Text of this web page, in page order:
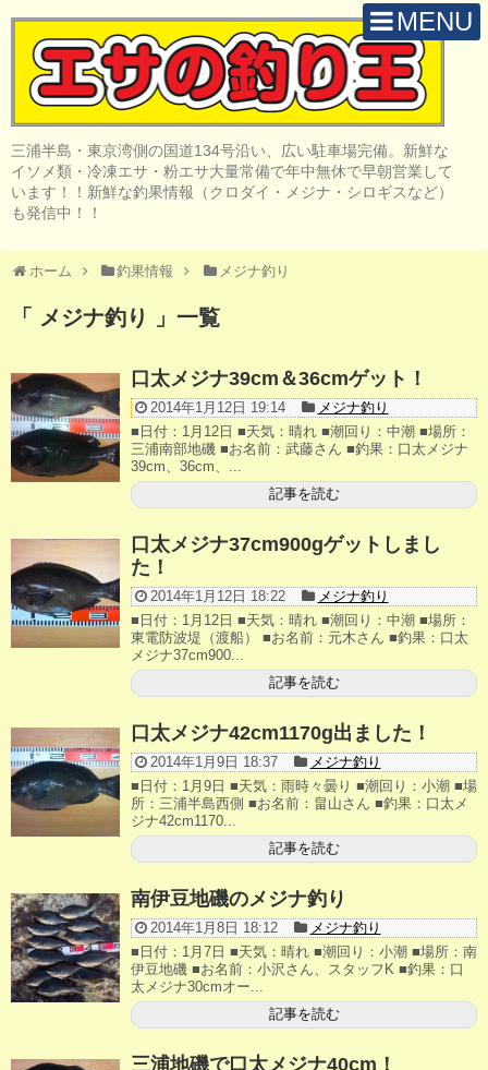
MENU
三浦半島・東京湾側の国道134号沿い、広い駐車場完備。新鮮な
イソメ類・冷凍エサ・粉エサ大量常備で年中無休で早朝営業して
います！！新鮮な釣果情報（クロダイ・メジナ・シロギスなど）
も発信中！！
ホーム 釣果情報 メジナ釣り
「 メジナ釣り 」一覧
口太メジナ39cm＆36cmゲット！
2014年1月12日 19:14
メジナ釣り
■日付：1月12日 ■天気：晴れ ■潮回り：中潮 ■場所：
三浦南部地磯 ■お名前：武藤さん ■釣果：口太メジナ
39cm、36cm、...
記事を読む
口太メジナ37cm900gゲットしまし
た！
2014年1月12日 18:22
メジナ釣り
■日付：1月12日 ■天気：晴れ ■潮回り：中潮 ■場所：
東電防波堤（渡船） ■お名前：元木さん ■釣果：口太
メジナ37cm900...
記事を読む
口太メジナ42cm1170g出ました！
2014年1月9日 18:37
メジナ釣り
■日付：1月9日 ■天気：雨時々曇り ■潮回り：小潮 ■場
所：三浦半島西側 ■お名前：畠山さん ■釣果：口太メ
ジナ42cm1170...
記事を読む
南伊豆地磯のメジナ釣り
2014年1月8日 18:12
メジナ釣り
■日付：1月7日 ■天気：晴れ ■潮回り：小潮 ■場所：南
伊豆地磯 ■お名前：小沢さん、スタッフK ■釣果：口
太メジナ30cmオー...
記事を読む
三浦地磯で口太メジナ40cm！
H O M E
取 扱 商 品
釣 果 情 報
陸っぱりルアー
船・ボート釣り
その他の釣り
釣果ランキング
2023年 クロダイ部門
2023年 メジナ部門
歴代釣果ランキング
クロダイ部門
メジナ部門
シロギス部門
過去の釣果ランキング
ブログ・釣行記
スタッフブログ
店長釣行記